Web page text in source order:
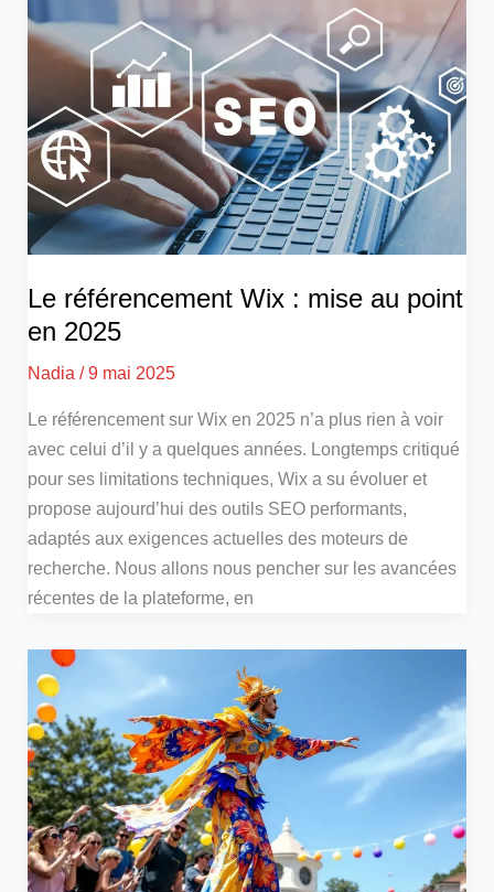
Le référencement Wix : mise au point
en 2025
Nadia/9 mai 2025
Le référencement sur Wix en 2025 n’a plus rien à voir
avec celui d’il y a quelques années. Longtemps critiqué
pour ses limitations techniques, Wix a su évoluer et
propose aujourd’hui des outils SEO performants,
adaptés aux exigences actuelles des moteurs de
recherche. Nous allons nous pencher sur les avancées
récentes de la plateforme, en